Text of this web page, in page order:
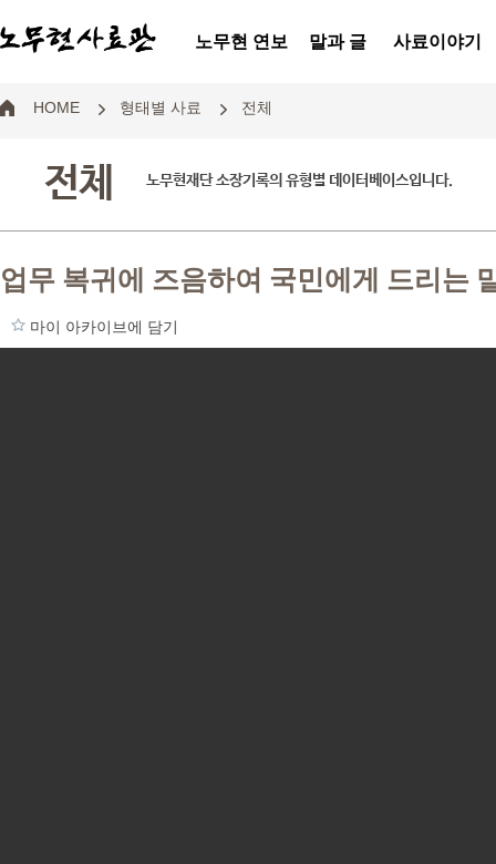
노무현 연보 말과 글 사료이야기
HOME 형태별 사료 전체
전체 노무현재단 소장기록의 유형별 데이터베이스입니다.
업무 복귀에 즈음하여 국민에게 드리는
마이 아카이브에 담기